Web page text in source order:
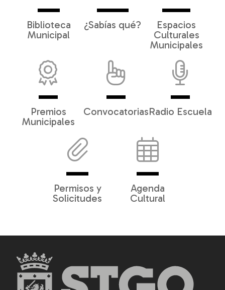
Biblioteca
Municipal
¿Sabías qué?
Espacios
Culturales
Municipales
Premios
Municipales
ConvocatoriasRadio Escuela
Permisos y
Solicitudes
Agenda
Cultural